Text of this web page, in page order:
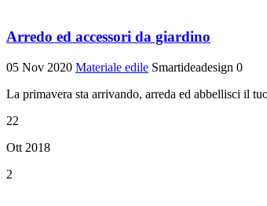
Arredo ed accessori da giardino
05 Nov 2020 Materiale edile Smartideadesign 0
La primavera sta arrivando, arreda ed abbellisci il
22
Ott 2018
2